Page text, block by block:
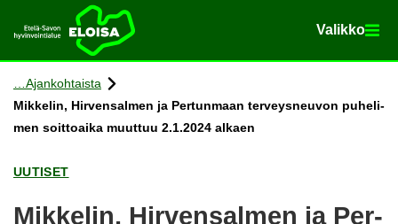
Etusi­vu Va­lik­ko
Va­lik­ko
Siir­ry si­säl­töön
Ajan­koh­tais­ta
Mik­ke­lin, Hir­ven­sal­men ja Per­tun­maan ter­veys­neu­von pu­he­li­
men soit­toai­ka muut­tuu 2.1.2024 al­kaen
UU­TI­SET
Mik­ke­lin, Hir­ven­sal­men ja Per­